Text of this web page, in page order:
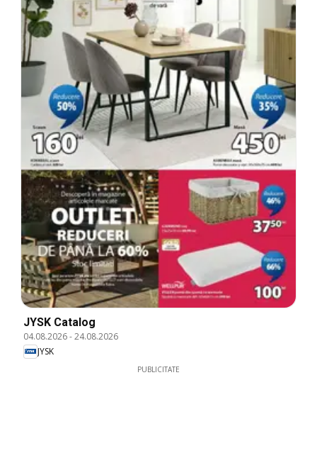
JYSK Catalog
04.08.2026-24.08.2026
JYSK
PUBLICITATE